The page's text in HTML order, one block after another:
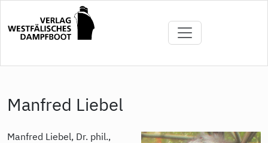
Inhalt
Manfred Liebel
Manfred Liebel, Dr. phil.,